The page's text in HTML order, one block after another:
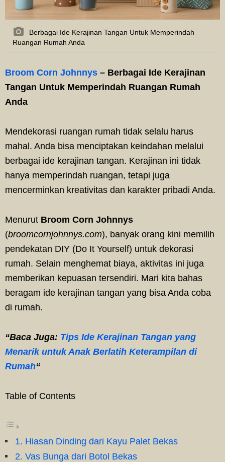
Berbagai Ide Kerajinan Tangan Untuk Memperindah
Ruangan Rumah Anda
Broom Corn Johnnys – Berbagai Ide Kerajinan
Tangan Untuk Memperindah Ruangan Rumah
Anda
Mendekorasi ruangan rumah tidak selalu harus
mahal. Anda bisa menciptakan keindahan melalui
berbagai ide kerajinan tangan. Kerajinan ini tidak
hanya memperindah ruangan, tetapi juga
mencerminkan kreativitas dan karakter pribadi Anda.
Menurut Broom Corn Johnnys
(broomcornjohnnys.com), banyak orang kini memilih
pendekatan DIY (Do It Yourself) untuk dekorasi
rumah. Selain menghemat biaya, aktivitas ini juga
memberikan kepuasan tersendiri. Mari kita bahas
beragam ide kerajinan tangan yang bisa Anda coba
di rumah.
“Baca Juga: Tips Ide Kerajinan Tangan yang
Menarik untuk Anak Berlatih Keterampilan di
Rumah“
Table of Contents
1. Hiasan Dinding dari Kayu Palet Bekas
2. Vas Bunga dari Botol Bekas